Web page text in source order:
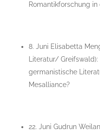
Romantikforschung
8. Juni Elisabetta
Literatur/
germanistische
Mesalliance?
22. Juni Gudrun